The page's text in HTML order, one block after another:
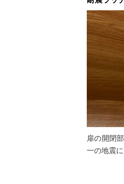
扉の開閉
一の地震